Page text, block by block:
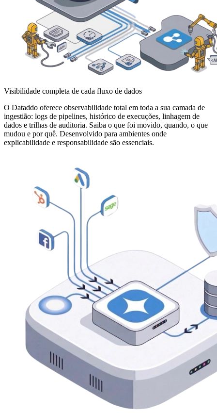
Visibilidade completa de cada fluxo de dados
O Dataddo oferece observabilidade total em toda a sua camada de
ingestião: logs de pipelines, histórico de execuções, linhagem de
dados e trilhas de auditoria. Saiba o que foi movido, quando, o que
mudou e por quê. Desenvolvido para ambientes onde
explicabilidade e responsabilidade são essenciais.